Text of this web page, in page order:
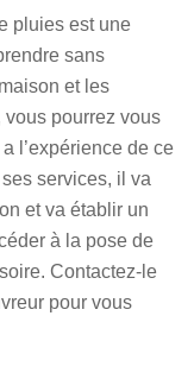
pluies est une
sans
et les
pourrez vous
l’expérience de ce
services, il va
et va établir un
à la pose de
Contactez-le
pour vous